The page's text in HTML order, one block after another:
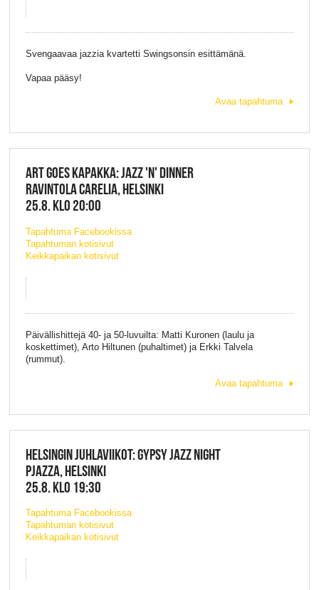
Svengaavaa jazzia kvartetti Swingsonsin esittämänä.
Vapaa pääsy!
Avaa tapahtuma
ART GOES KAPAKKA: JAZZ 'N' DINNER
RAVINTOLA CARELIA, HELSINKI
25.8. KLO 20:00
Tapahtuma Facebookissa
Tapahtuman kotisivut
Keikkapaikan kotisivut
Päivällishittejä 40- ja 50-luvuilta: Matti Kuronen (laulu ja
koskettimet), Arto Hiltunen (puhaltimet) ja Erkki Talvela
(rummut).
Avaa tapahtuma
HELSINGIN JUHLAVIIKOT: GYPSY JAZZ NIGHT
PJAZZA, HELSINKI
25.8. KLO 19:30
Tapahtuma Facebookissa
Tapahtuman kotisivut
Keikkapaikan kotisivut